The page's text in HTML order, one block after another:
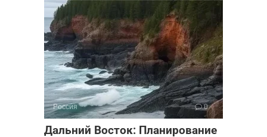
Россия 0
Дальний Восток: Планирование